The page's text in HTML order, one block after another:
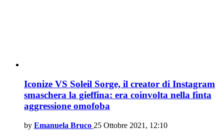
Iconize VS Soleil Sorge, il creator di Instagram
smaschera la gieffina: era coinvolta nella finta
aggressione omofoba
by Emanuela Bruco 25 Ottobre 2021, 12:10